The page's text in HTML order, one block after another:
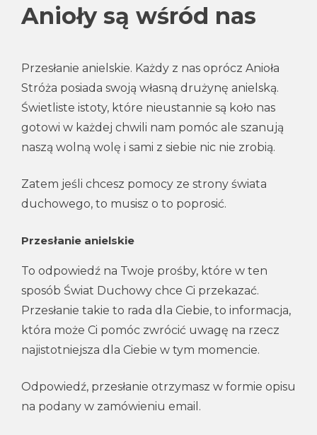
Anioły są wśród nas
Przesłanie anielskie. Każdy z nas oprócz Anioła
Stróża posiada swoją własną drużynę anielską.
Świetliste istoty, które nieustannie są koło nas
gotowi w każdej chwili nam pomóc ale szanują
naszą wolną wolę i sami z siebie nic nie zrobią.
Zatem jeśli chcesz pomocy ze strony świata
duchowego, to musisz o to poprosić.
Przesłanie anielskie
To odpowiedź na Twoje prośby, które w ten
sposób Świat Duchowy chce Ci przekazać.
Przesłanie takie to rada dla Ciebie, to informacja,
która może Ci pomóc zwrócić uwagę na rzecz
najistotniejsza dla Ciebie w tym momencie.
Odpowiedź, przesłanie otrzymasz w formie opisu
na podany w zamówieniu email.